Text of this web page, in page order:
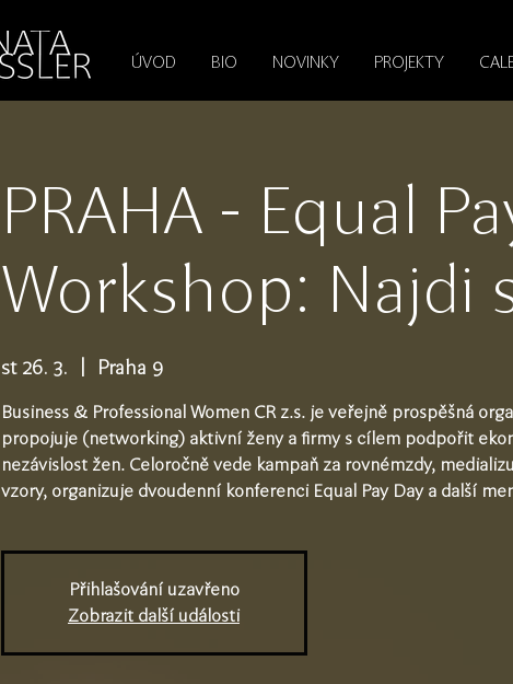
ÚVOD BIO NOVINKY PROJEKTY
PRAHA - Equal
Workshop: Najdi
st 26. 3. Praha 9
Business & Professional Women CR z.s. je veřejně prospěšná
propojuje (networking) aktivní ženy a firmy s cílem podpořit
nezávislost žen. Celoročně vede kampaň za rovnémzdy,
vzory, organizuje dvoudenní konferenci Equal Pay Day a další
Přihlašování uzavřeno
Zobrazit další události